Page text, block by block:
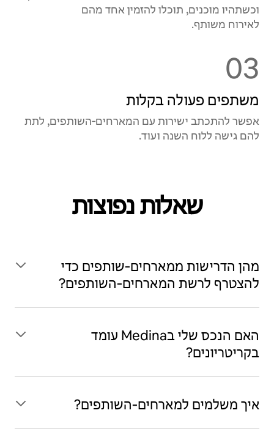
וכשתהיו מוכנים, תוכלו להזמין אחד מהם
לאירוח משותף.
03
משתפים פעולה בקלות
אפשר להתכתב ישירות עם המארחים‑השותפים, לתת
להם גישה ללוח השנה ועוד.
שאלות נפוצות
מהן הדרישות ממארחים‑שותפים כדי
להצטרף לרשת המארחים‑השותפים?
האם הנכס שלי בMedina עומד
בקריטריונים?
איך משלמים למארחים‑השותפים?